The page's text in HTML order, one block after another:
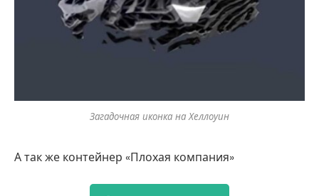
Загадочная иконка на Хеллоуин
А так же контейнер «Плохая компания»